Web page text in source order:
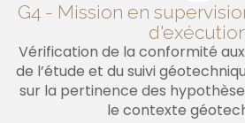
G4 - Mission en
Vérification de la conformité
de l’étude et du suivi
sur la pertinence des
le contexte